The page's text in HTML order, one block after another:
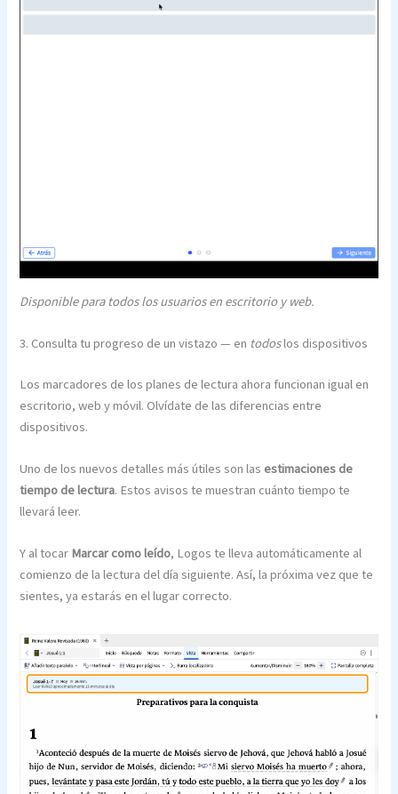
Disponible para todos los usuarios en escritorio y web.
3. Consulta tu progreso de un vistazo — en todoslos dispositivos
Los marcadores de los planes de lectura ahora funcionan igual en
escritorio, web y móvil. Olvídate de las diferencias entre
dispositivos.
Uno de los nuevos detalles más útiles son las estimaciones de
tiempo de lectura. Estos avisos te muestran cuánto tiempo te
llevará leer.
Y al tocarMarcar como leído, Logos te lleva automáticamente al
comienzo de la lectura del día siguiente. Así, la próxima vez que te
sientes, ya estarás en el lugar correcto.